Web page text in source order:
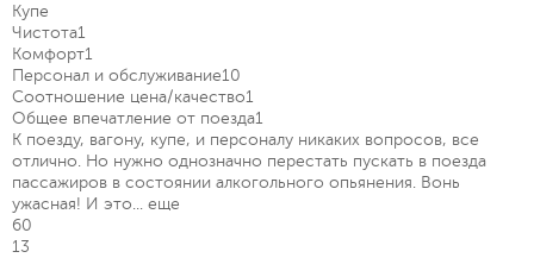
Купе
Чистота1
Комфорт1
Персонал и обслуживание10
Соотношение цена/качество1
Общее впечатление от поезда1
К поезду, вагону, купе, и персоналу никаких вопросов, все
отлично. Но нужно однозначно перестать пускать в поезда
пассажиров в состоянии алкогольного опьянения. Вонь
ужасная! И это... еще
60
13